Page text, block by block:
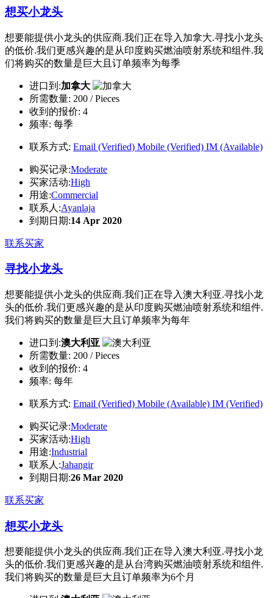
想买小龙头
想要能提供小龙头的供应商.我们正在导入加拿大.寻找小龙头
的低价.我们更感兴趣的是从印度购买燃油喷射系统和组件.我
们将购买的数量是巨大且订单频率为每季
进口到:加拿大
所需数量: 200 / Pieces
收到的报价: 4
频率: 每季
联系方式: Email (Verified) Mobile (Verified) IM (Available)
购买记录:Moderate
买家活动:High
用途:Commercial
联系人:Ayanlaja
到期日期:14 Apr 2020
联系买家
寻找小龙头
想要能提供小龙头的供应商.我们正在导入澳大利亚.寻找小龙
头的低价.我们更感兴趣的是从印度购买燃油喷射系统和组件.
我们将购买的数量是巨大且订单频率为每年
进口到:澳大利亚
所需数量: 200 / Pieces
收到的报价: 4
频率: 每年
联系方式: Email (Verified) Mobile (Available) IM (Verified)
购买记录:Moderate
买家活动:High
用途:Industrial
联系人:Jahangir
到期日期:26 Mar 2020
联系买家
想买小龙头
想要能提供小龙头的供应商.我们正在导入澳大利亚.寻找小龙
头的低价.我们更感兴趣的是从台湾购买燃油喷射系统和组件.
我们将购买的数量是巨大且订单频率为6个月